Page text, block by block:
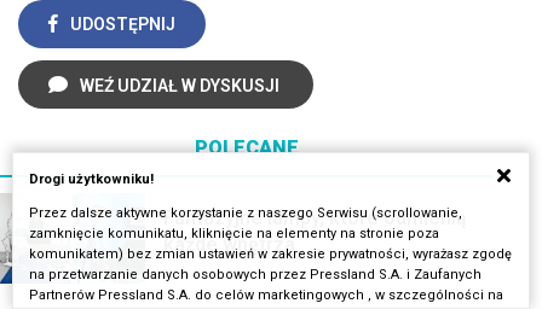
UDOSTĘPNIJ
WEŹ UDZIAŁ W DYSKUSJI
POLECANE
Fantazyjne lampy, które odmienią
każde wnętrza
Drogi użytkowniku!
Przez dalsze aktywne korzystanie z naszego Serwisu (scrollowanie,
zamknięcie komunikatu, kliknięcie na elementy na stronie poza
komunikatem) bez zmian ustawień w zakresie prywatności, wyrażasz zgodę
na przetwarzanie danych osobowych przez Pressland S.A. i Zaufanych
Partnerów Pressland S.A. do celów marketingowych , w szczególności na